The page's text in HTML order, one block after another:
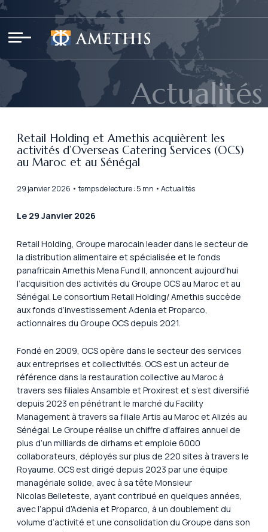
Actualités
Retail Holding et Amethis acquièrent les
activités d’Overseas Catering Services (OCS)
au Maroc et au Sénégal
29 janvier 2026 • temps de lecture : 5 mn • Actualités
Le 29 Janvier 2026
Retail Holding, Groupe marocain leader dans le secteur de
la distribution alimentaire et spécialisée et le fonds
panafricain Amethis Mena Fund II, annoncent aujourd’hui
l’acquisition des activités du Groupe OCS au Maroc et au
Sénégal. Le consortium Retail Holding/ Amethis succède
aux fonds d’investissement Adenia et Proparco,
actionnaires du Groupe OCS depuis 2021.
Fondé en 2009, OCS opère dans le secteur des services
aux entreprises et collectivités. OCS est un acteur de
référence dans la restauration collective au Maroc à
travers ses filiales Ansamble et Proxirest et s’est diversifié
depuis 2023 en pénétrant le marché du Facility
Management à travers sa filiale Artis au Maroc et Alizés au
Sénégal. Le Groupe réalise un chiffre d’affaires annuel de
plus d’un milliards de dirhams et emploie 6000
collaborateurs, déployés sur plus de 220 sites à travers le
Royaume. OCS est dirigé depuis 2023 par une équipe
managériale solide, avec à sa tête Monsieur
Nicolas Belleteste, ayant contribué en quelques années,
avec l’appui d’Adenia et Proparco, à un doublement du
volume d’activité et une consolidation du Groupe dans son
Panneau de gestion des cookies